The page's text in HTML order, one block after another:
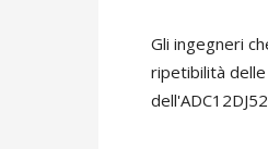
Gli ingegneri
ripetibilità